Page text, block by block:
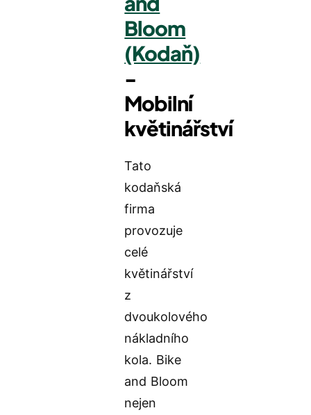
Bloom
(Kodaň)
-
Mobilní
květinářství
Tato
kodaňská
firma
provozuje
celé
květinářství
z
dvoukolového
nákladního
kola. Bike
and Bloom
nejen